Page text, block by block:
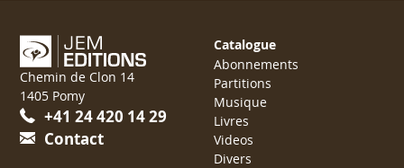
Chemin de Clon 14
1405 Pomy
+41 24 420 14 29
Contact
Catalogue
Abonnements
Partitions
Musique
Livres
Videos
Divers